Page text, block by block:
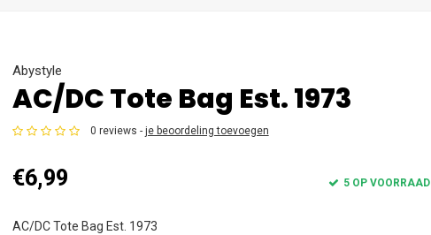
Abystyle
AC/DC Tote Bag Est. 1973
0 reviews - je beoordeling toevoegen
€6,99 5 OP VOORRAAD
AC/DC Tote Bag Est. 1973